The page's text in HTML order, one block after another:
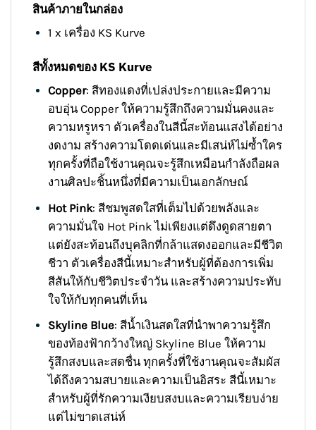
สินค้าภายในกล่อง
1 x เครื่อง KS Kurve
สีทั้งหมดของ KS Kurve
Copper: สีทองแดงที่เปล่งประกายและมีความ
อบอุ่น Copper ให้ความรู้สึกถึงความมั่นคงและ
ความหรูหรา ตัวเครื่องในสีนี้สะท้อนแสงได้อย่าง
งดงาม สร้างความโดดเด่นและมีเสน่ห์ไม่ซ้ำใคร
ทุกครั้งที่ถือใช้งานคุณจะรู้สึกเหมือนกำลังถือผล
งานศิลปะชิ้นหนึ่งที่มีความเป็นเอกลักษณ์
Hot Pink: สีชมพูสดใสที่เต็มไปด้วยพลังและ
ความมั่นใจ Hot Pink ไม่เพียงแต่ดึงดูดสายตา
แต่ยังสะท้อนถึงบุคลิกที่กล้าแสดงออกและมีชีวิต
ชีวา ตัวเครื่องสีนี้เหมาะสำหรับผู้ที่ต้องการเพิ่ม
สีสันให้กับชีวิตประจำวัน และสร้างความประทับ
ใจให้กับทุกคนที่เห็น
Skyline Blue: สีน้ำเงินสดใสที่นำพาความรู้สึก
ของท้องฟ้ากว้างใหญ่ Skyline Blue ให้ความ
รู้สึกสงบและสดชื่น ทุกครั้งที่ใช้งานคุณจะสัมผัส
ได้ถึงความสบายและความเป็นอิสระ สีนี้เหมาะ
สำหรับผู้ที่รักความเงียบสงบและความเรียบง่าย
แต่ไม่ขาดเสน่ห์